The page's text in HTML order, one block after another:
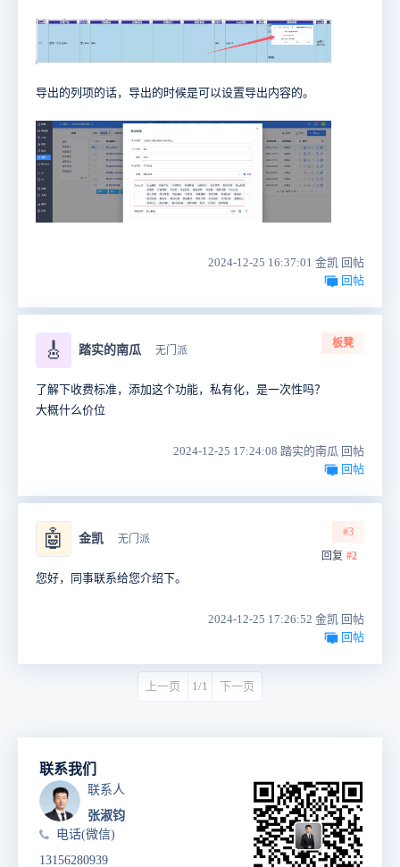
导出的列项的话，导出的时候是可以设置导出内容的。
2024-12-25 16:37:01 金凯 回帖
回帖
🎸 踏实的南瓜 无门派
板凳
了解下收费标准，添加这个功能，私有化，是一次性吗？
大概什么价位
2024-12-25 17:24:08 踏实的南瓜 回帖
回帖
🤖 金凯 无门派
#3
回复 #2
您好，同事联系给您介绍下。
2024-12-25 17:26:52 金凯 回帖
回帖
上一页 1/1 下一页
联系我们
联系人
张淑钧
电话(微信)
13156280939